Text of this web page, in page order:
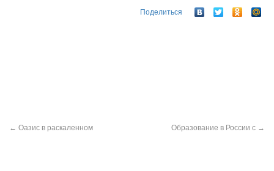
Поделиться
← Оазис в раскаленном Образование в России с →